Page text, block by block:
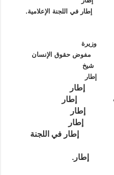
في اللجنة الإعلامية.
وزيرة
مفوض حقوق الإنسان
شيخ
إطار
إطار
إطار
إطار
إطار
إطار في اللجنة
إطار.